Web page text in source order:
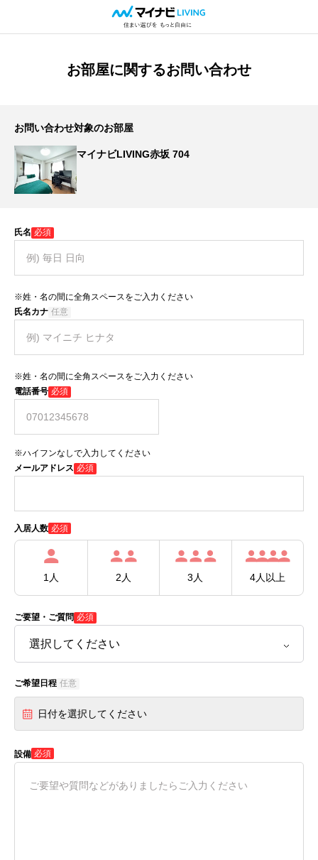
お部屋に関するお問い合わせ
お問い合わせ対象のお部屋
マイナビLIVING赤坂 704
氏名 必須
※姓・名の間に全角スペースをご入力ください
氏名カナ 任意
※姓・名の間に全角スペースをご入力ください
電話番号 必須
※ハイフンなしで入力してください
メールアドレス 必須
入居人数 必須
1人 2人 3人 4人以上
ご要望・ご質問 必須
ご希望日程 任意
日付を選択してください
設備 必須